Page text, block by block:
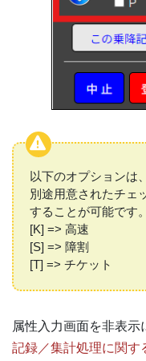
以下のオプションは
別途用意されたチェ
することが可能です。
[K] => 高速
[S] => 障割
[T] => チケット
属性入力画面を非表示
記録／集計処理に関す